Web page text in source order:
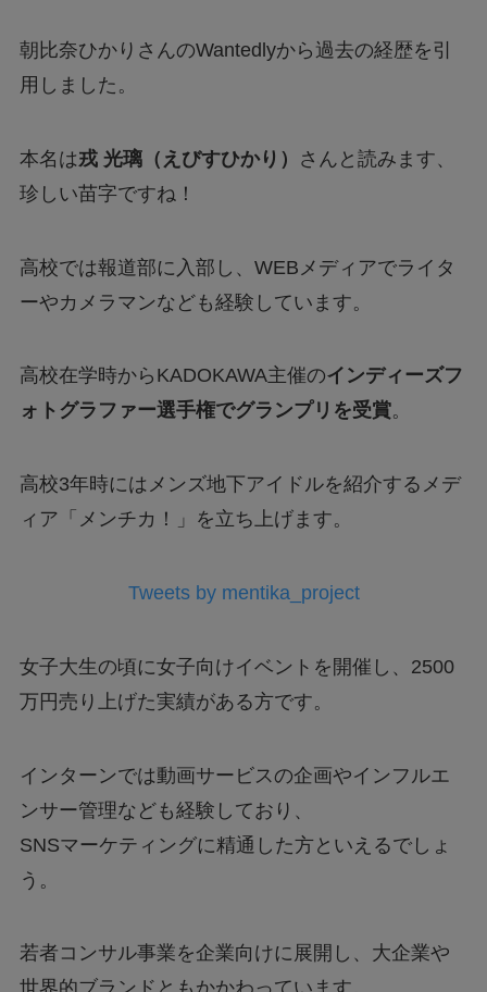
朝比奈ひかりさんのWantedlyから過去の経歴を引
用しました。
本名は戎 光璃（えびすひかり）
さんと読みます、
珍しい苗字ですね！
高校では報道部に入部し、WEBメディアでライタ
ーやカメラマンなども経験しています。
高校在学時からKADOKAWA主催のインディーズフ
ォトグラファー選手権でグランプリを受賞。
高校3年時にはメンズ地下アイドルを紹介するメデ
ィア「メンチカ！」を立ち上げます。
Tweets by mentika_project
女子大生の頃に女子向けイベントを開催し、2500
万円売り上げた実績がある方です。
インターンでは動画サービスの企画やインフルエ
ンサー管理なども経験しており、
SNSマーケティングに精通した方といえるでしょ
う。
若者コンサル事業を企業向けに展開し、大企業や